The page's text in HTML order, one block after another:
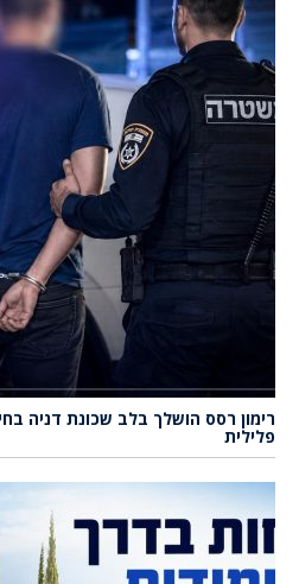
רימון רסס הושלך בלב שכונת דניה
פלילית